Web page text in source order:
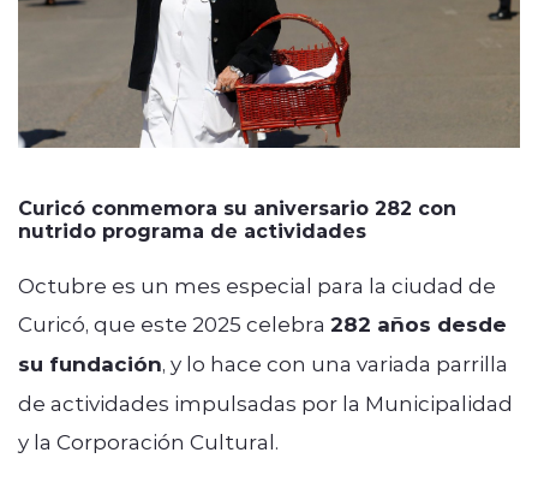
Curicó conmemora su aniversario 282 con
nutrido programa de actividades
Octubre es un mes especial para la ciudad de
Curicó, que este 2025 celebra 282 años desde
su fundación, y lo hace con una variada parrilla
de actividades impulsadas por la Municipalidad
y la Corporación Cultural.